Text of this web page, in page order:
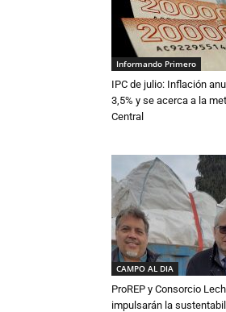
Informando Primero
IPC de julio: Inflación
3,5% y se acerca a la
Central
CAMPO AL DIA
ProREP y Consorcio
impulsarán la